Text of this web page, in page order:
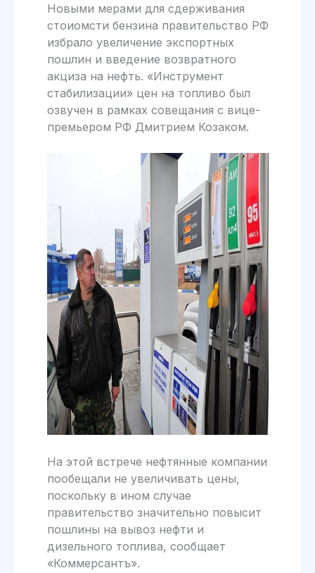
Новыми мерами для сдерживания
стоиомсти бензина правительство РФ
избрало увеличение экспортных
пошлин и введение возвратного
акциза на нефть. «Инструмент
стабилизации» цен на топливо был
озвучен в рамках совещания с вице-
премьером РФ Дмитрием Козаком.
На этой встрече нефтянные компании
пообещали не увеличивать цены,
поскольку в ином случае
правительство значительно повысит
пошлины на вывоз нефти и
дизельного топлива, сообщает
«Коммерсантъ».